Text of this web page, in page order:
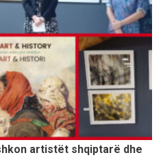
artistët shqiptarë dhe